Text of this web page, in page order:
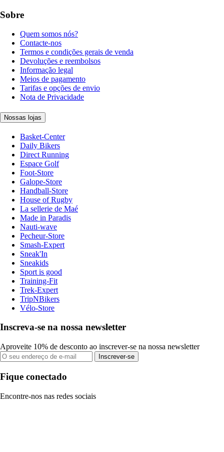
Sobre
Quem somos nós?
Contacte-nos
Termos e condições gerais de venda
Devoluções e reembolsos
Informação legal
Meios de pagamento
Tarifas e opções de envio
Nota de Privacidade
Nossas lojas
Basket-Center
Daily Bikers
Direct Running
Espace Golf
Foot-Store
Galope-Store
Handball-Store
House of Rugby
La sellerie de Maé
Made in Paradis
Nauti-wave
Pecheur-Store
Smash-Expert
Sneak'In
Sneakids
Sport is good
Training-Fit
Trek-Expert
TripNBikers
Vélo-Store
Inscreva-se na nossa newsletter
Aproveite 10% de desconto ao inscrever-se na nossa newsletter
Inscrever-se
Fique conectado
Encontre-nos nas redes sociais